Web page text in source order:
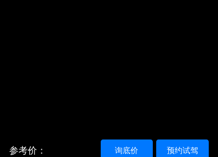
参考价： 预约试驾
询底价